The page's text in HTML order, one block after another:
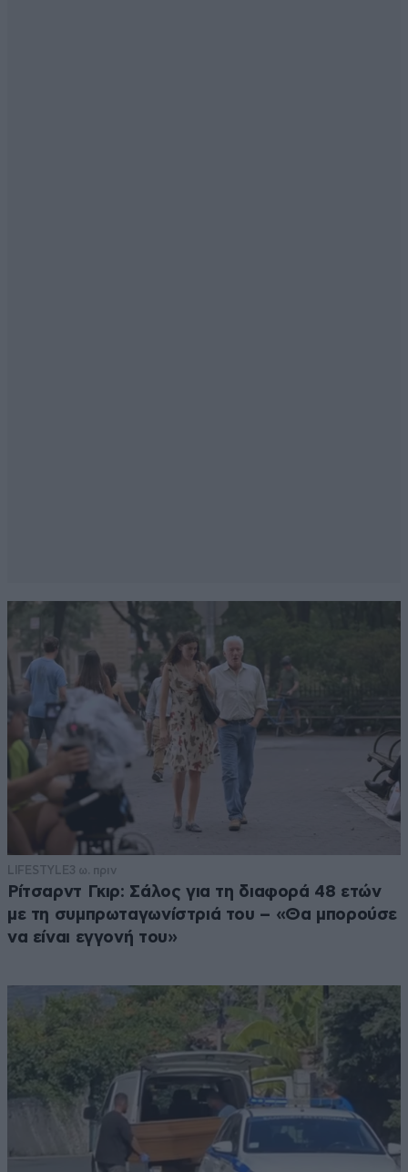
LIFESTYLE3 ω. πριν
Ρίτσαρντ Γκιρ: Σάλος για τη διαφορά 48 ετών
με τη συμπρωταγωνίστριά του – «Θα μπορούσε
να είναι εγγονή του»